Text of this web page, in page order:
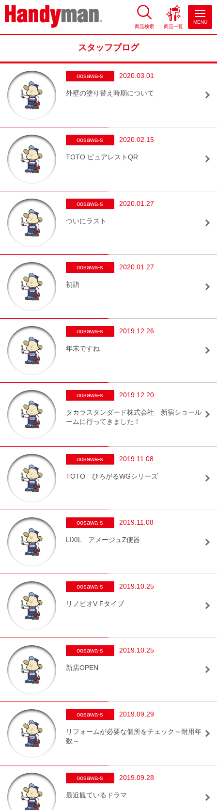
お風呂やキッチンのリフォーム
商品検索 商品一覧
MENU
スタッフブログ
oosawa-s 2020.03.01
外壁の塗り替え時期について
oosawa-s 2020.02.15
TOTO ピュアレストQR
oosawa-s 2020.01.27
ついにラスト
oosawa-s 2020.01.27
初詣
oosawa-s 2019.12.26
年末ですね
oosawa-s 2019.12.20
タカラスタンダード株式会社 新宿ショール
ームに行ってきました！
oosawa-s 2019.11.08
TOTO ひろがるWGシリーズ
oosawa-s 2019.11.08
LIXIL アメージュZ便器
oosawa-s 2019.10.25
リノビオV Fタイプ
oosawa-s 2019.10.25
新店OPEN
oosawa-s 2019.09.29
リフォームが必要な個所をチェック～耐用年
数～
oosawa-s 2019.09.28
最近観ているドラマ